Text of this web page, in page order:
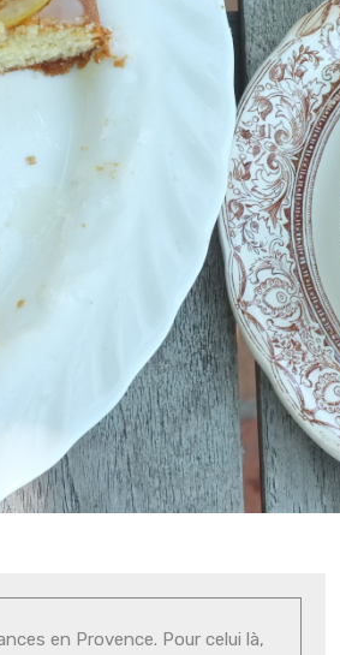
en Provence. Pour celui là,